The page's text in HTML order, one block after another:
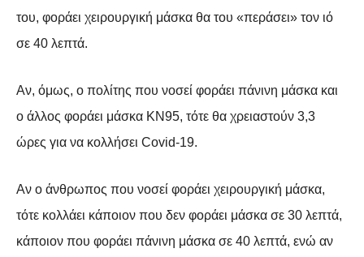
του, φοράει χειρουργική μάσκα θα του «περάσει» τον ιό
σε 40 λεπτά.
Αν, όμως, ο πολίτης που νοσεί φοράει πάνινη μάσκα και
ο άλλος φοράει μάσκα KN95, τότε θα χρειαστούν 3,3
ώρες για να κολλήσει Covid-19.
Αν ο άνθρωπος που νοσεί φοράει χειρουργική μάσκα,
τότε κολλάει κάποιον που δεν φοράει μάσκα σε 30 λεπτά,
κάποιον που φοράει πάνινη μάσκα σε 40 λεπτά, ενώ αν